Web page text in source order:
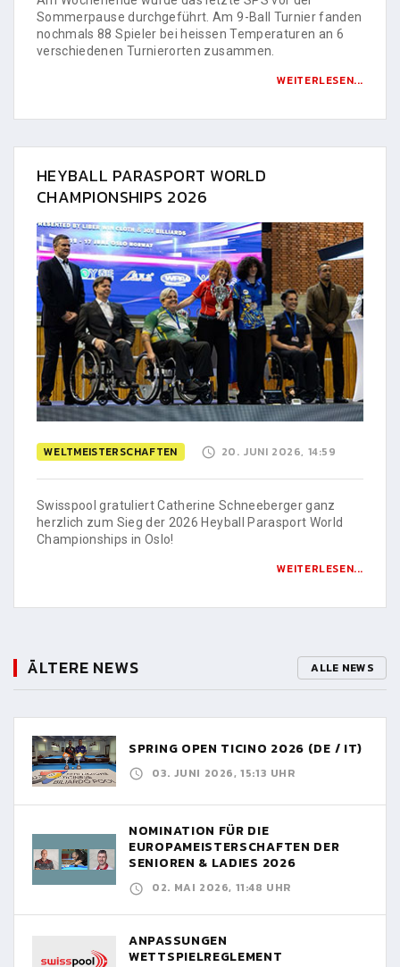
Sommerpause durchgeführt. Am 9-Ball Turnier fanden
nochmals 88 Spieler bei heissen Temperaturen an 6
verschiedenen Turnierorten zusammen.
WEITERLESEN...
HEYBALL PARASPORT WORLD
CHAMPIONSHIPS 2026
WELTMEISTERSCHAFTEN 20. JUNI 2026, 14:59
Swisspool gratuliert Catherine Schneeberger ganz
herzlich zum Sieg der 2026 Heyball Parasport World
Championships in Oslo!
WEITERLESEN...
ÄLTERE NEWS ALLE NEWS
SPRING OPEN TICINO 2026 (DE / IT)
03. JUNI 2026, 15:13 UHR
NOMINATION FÜR DIE
EUROPAMEISTERSCHAFTEN DER
SENIOREN & LADIES 2026
02. MAI 2026, 11:48 UHR
ANPASSUNGEN
WETTSPIELREGLEMENT